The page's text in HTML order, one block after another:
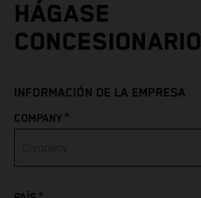
HÁGASE
CONCESIONARIO
INFORMACIÓN DE LA EMPRESA
COMPANY *